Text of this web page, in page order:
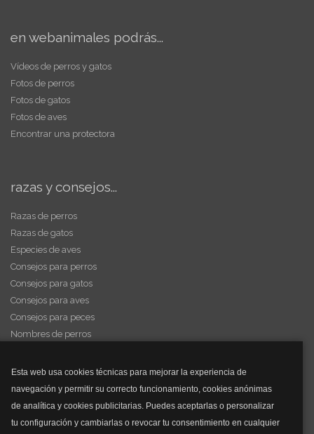
Esta web usa cookies técnicas para mejorar la experiencia de
navegación y permitir su correcto funcionamiento, cookies anónimas
de analítica y cookies publicitarias. Puedes aceptarlas o personalizar
tu configuración y cambiarlas o revocar tu consentimiento en cualquier
en webanimales podrás...
Vídeos de perros y gatos
Fotos de perros
Fotos de gatos
Fotos de aves
Encontrar una protectora
razas y consejos...
Razas de perros
Razas de gatos
Especies de aves
Consejos para perros
Consejos para gatos
Consejos para aves
Consejos para peces
Nombres de perros
y mucho más...